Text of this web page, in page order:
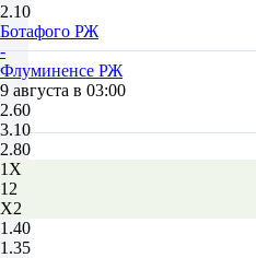
2.10
Ботафого РЖ
-
Флуминенсе РЖ
9 августа в 03:00
2.60
3.10
2.80
1X
12
X2
1.40
1.35